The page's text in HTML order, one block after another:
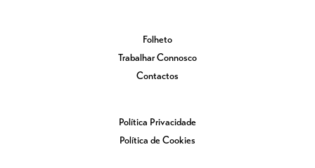
Folheto
Trabalhar Connosco
Contactos
Política Privacidade
Política de Cookies